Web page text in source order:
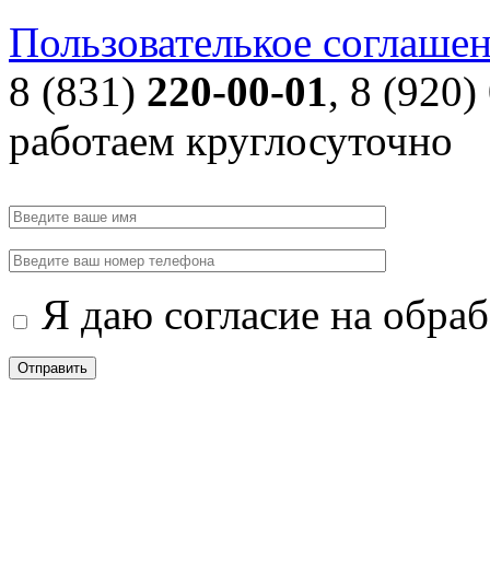
Пользователькое
8 (831) 220-00-01, 8 (920)
работаем круглосуточно
Я даю согласие на